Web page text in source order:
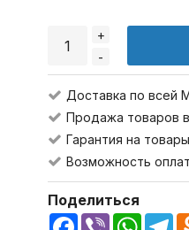
+
-
Доставка по всей
Продажа товаров
Гарантия на товары
Возможность
Поделиться
Facebook
Viber